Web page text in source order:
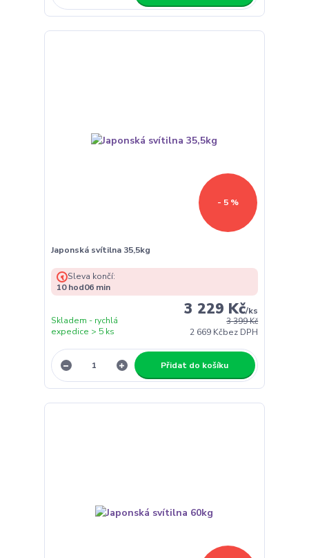
- 5 %
Japonská svítilna 35,5kg
3 399 Kč
3 229 Kč/ks
2 669 Kčbez DPH
Skladem - rychlá
expedice > 5 ks
Sleva končí:
10hod06 min
Přidat do košíku